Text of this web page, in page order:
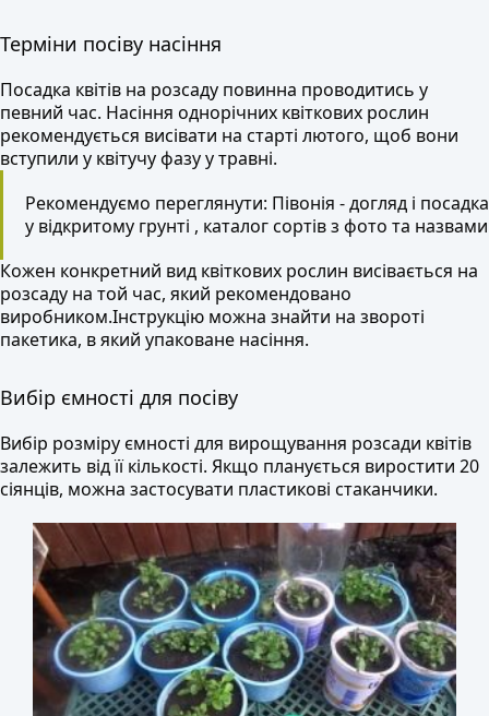
Терміни посіву насіння
Посадка квітів на розсаду повинна проводитись у
певний час. Насіння однорічних квіткових рослин
рекомендується висівати на старті лютого, щоб вони
вступили у квітучу фазу у травні.
Рекомендуємо переглянути: Півонія - догляд і посадка
у відкритому грунті , каталог сортів з фото та назвами
Кожен конкретний вид квіткових рослин висівається на
розсаду на той час, який рекомендовано
виробником.Інструкцію можна знайти на звороті
пакетика, в який упаковане насіння.
Вибір ємності для посіву
Вибір розміру ємності для вирощування розсади квітів
залежить від її кількості. Якщо планується виростити 20
сіянців, можна застосувати пластикові стаканчики.